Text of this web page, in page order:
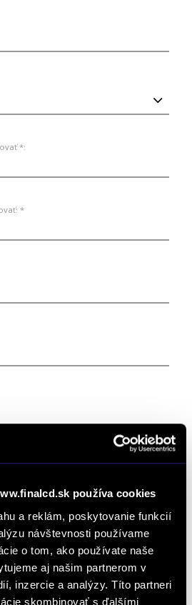
používa cookies
a reklám, poskytovanie funkcií
návštevnosti používame
o tom, ako používate naše
aj našim partnerom v
inzercie a analýzy. Títo partneri
skombinovať s ďalšími
*:
*
*
poskytnutých osobných údajov na
na produkty a služby, žiadostí a podnetov zadaných